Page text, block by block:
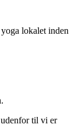
lokalet inden
til vi er